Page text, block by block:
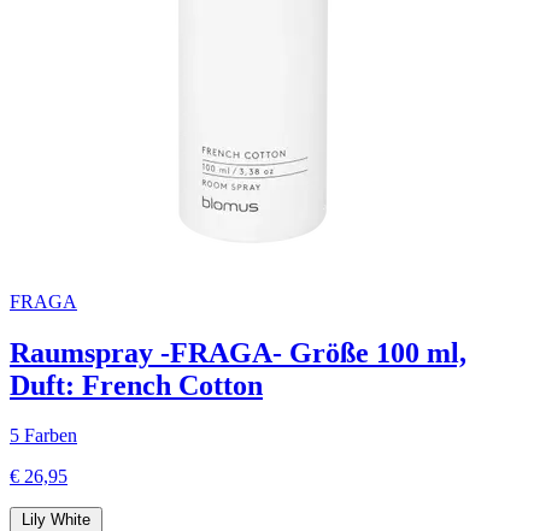
FRAGA
Raumspray -FRAGA- Größe 100 ml,
Duft: French Cotton
5 Farben
€ 26,95
Lily White